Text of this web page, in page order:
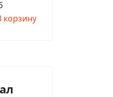
корзину